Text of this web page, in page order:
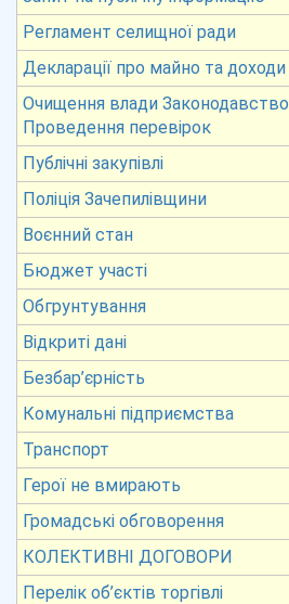
Регламент селищної ради
Декларації про майно та доходи
Очищення влади Законодавство
Проведення перевірок
Публічні закупівлі
Поліція Зачепилівщини
Воєнний стан
Бюджет участі
Обгрунтування
Відкриті дані
Безбар’єрність
Комунальні підприємства
Транспорт
Герої не вмирають
Громадські обговорення
КОЛЕКТИВНІ ДОГОВОРИ
Перелік об’єктів торгівлі